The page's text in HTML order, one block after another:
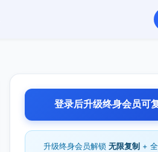
登录后升级终身会员可
升级终身会员解锁 无限复制 +